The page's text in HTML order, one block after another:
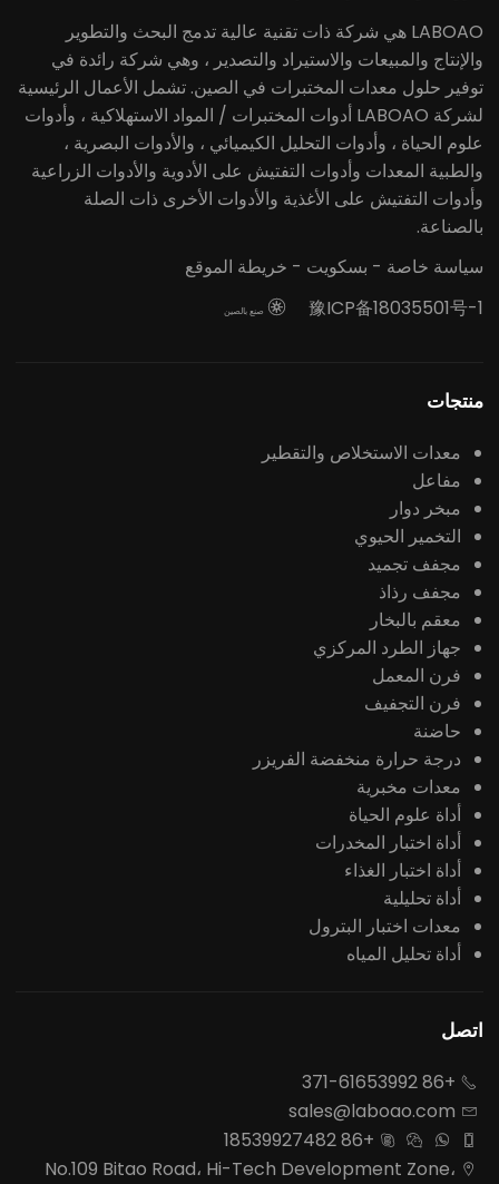
LABOAO هي شركة ذات تقنية عالية تدمج البحث والتطوير
والإنتاج والمبيعات والاستيراد والتصدير ، وهي شركة رائدة في
توفير حلول معدات المختبرات في الصين. تشمل الأعمال الرئيسية
لشركة LABOAO أدوات المختبرات / المواد الاستهلاكية ، وأدوات
علوم الحياة ، وأدوات التحليل الكيميائي ، والأدوات البصرية ،
والطبية المعدات وأدوات التفتيش على الأدوية والأدوات الزراعية
وأدوات التفتيش على الأغذية والأدوات الأخرى ذات الصلة
بالصناعة.
سياسة خاصة - بسكويت - خريطة الموقع
豫ICP备18035501号-1
 صنع بالصين
منتجات
معدات الاستخلاص والتقطير
مفاعل
مبخر دوار
التخمير الحيوي
مجفف تجميد
مجفف رذاذ
معقم بالبخار
جهاز الطرد المركزي
فرن المعمل
فرن التجفيف
حاضنة
درجة حرارة منخفضة الفريزر
معدات مخبرية
أداة علوم الحياة
أداة اختبار المخدرات
أداة اختبار الغذاء
أداة تحليلية
معدات اختبار البترول
أداة تحليل المياه
اتصل

+86 371-61653992

sales@laboao.com




+86 18539927482
 No.109 Bitao Road، Hi-Tech Development Zone،